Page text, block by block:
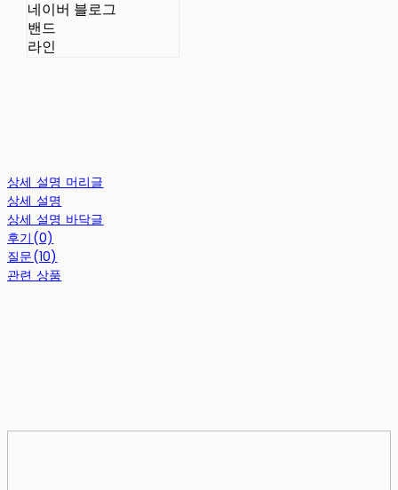
네이버 블로그
밴드
라인
상세 설명 머리글
상세 설명
상세 설명 바닥글
후기(0)
질문(10)
관련 상품